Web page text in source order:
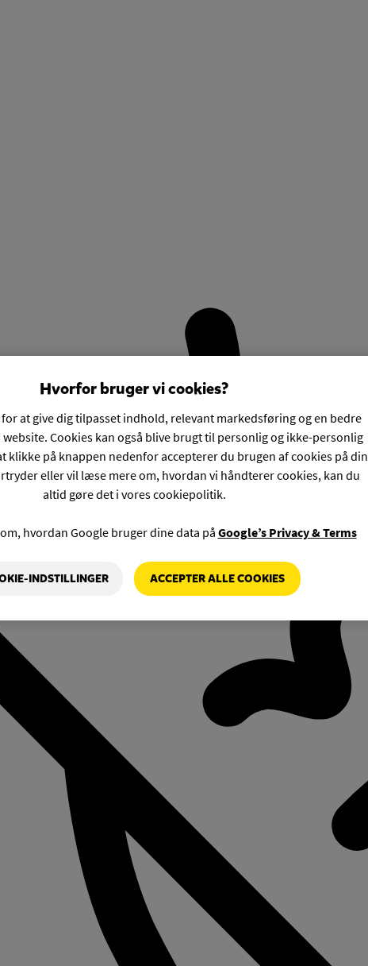
Hvorfor bruger vi cookies?
at give dig tilpasset indhold, relevant markedsføring og en bedre
website. Cookies kan også blive brugt til personlig og ikke-personlig
klikke på knappen nedenfor accepterer du brugen af cookies på din
eller vil læse mere om, hvordan vi håndterer cookies, kan du
altid gøre det i vores cookiepolitik.
hvordan Google bruger dine data på Google’s Privacy & Terms
INDSTILLINGER ACCEPTER ALLE COOKIES